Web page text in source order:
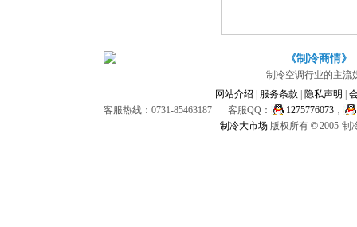
《制冷商情》
制冷空调行业的主流
网站介绍
服务条款 隐私声明
客服热线：0731-85463187
客服QQ： 1275776073，
制冷大市场版权所有 ©2005-制